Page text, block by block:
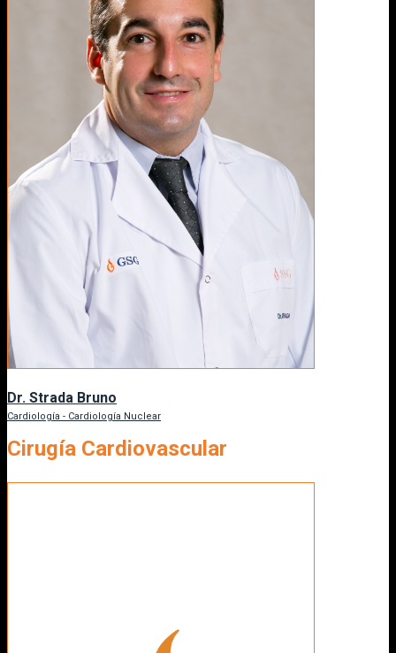
Dr. Strada Bruno
Cardiología - Cardiología Nuclear
Cirugía Cardiovascular